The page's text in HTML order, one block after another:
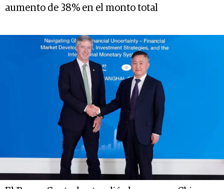
aumento de 38% en el monto total